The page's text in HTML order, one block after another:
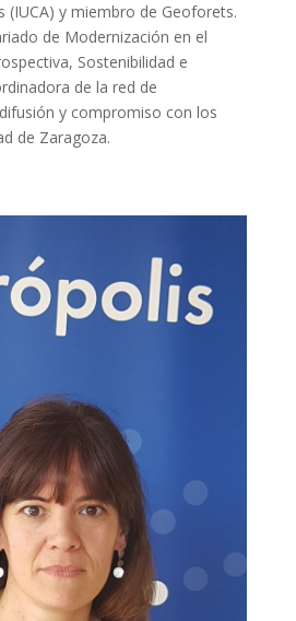
(IUCA) y miembro de Geoforets.
de Modernización en el
Sostenibilidad e
de la red de
y compromiso con los
de Zaragoza.